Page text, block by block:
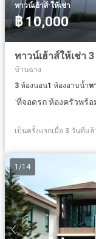
ทาวน์เฮ้าส์·ให้เช่า
฿ 10,000
ทาวน์เฮ้าส์ให้เช่า
บ้านฉาง
3 ห้องนอน1 ห้องอาบน้ำท
·ที่จอดรถ·ห้องครัวพร้
เป็นครั้งแรกเมื่อ 3 วันที่แล้
1 /14